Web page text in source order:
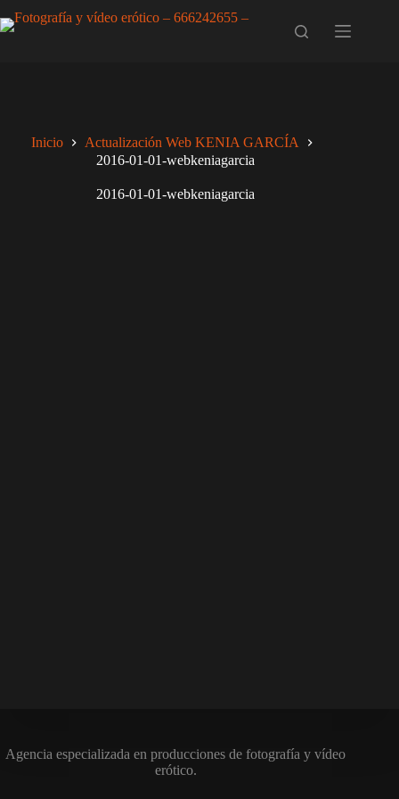
al
Inicio
Actualización Web KENIA GARCÍA
2016-01-01-webkeniagarcia
2016-01-01-webkeniagarcia
Agencia especializada en producciones de fotografía y vídeo
erótico.